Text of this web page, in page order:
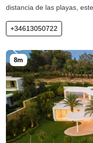
distancia de las playas,
+34613050722